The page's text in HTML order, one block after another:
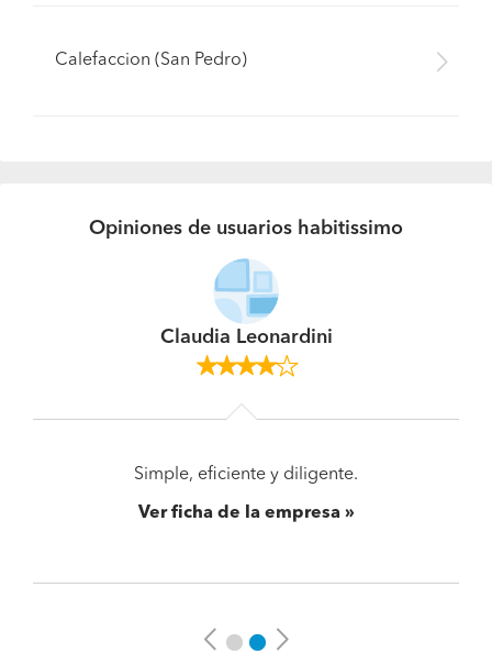
Calefaccion (San Pedro)
Opiniones de usuarios habitissimo
Claudia Leonardini
Simple, eficiente y diligente.
Ver ficha de la empresa
PreviousNext